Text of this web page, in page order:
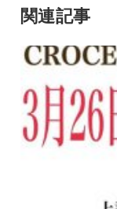
関連記事